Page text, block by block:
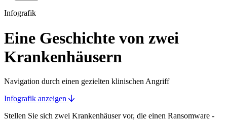
Infografik
Eine Geschichte von zwei
Krankenhäusern
Navigation durch einen gezielten klinischen Angriff
Infografik anzeigen
Stellen Sie sich zwei Krankenhäuser vor, die einen Ransomware -